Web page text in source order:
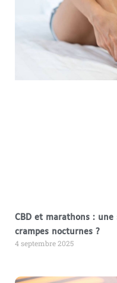
CBD et marathons :
crampes nocturnes ?
4 septembre 2025